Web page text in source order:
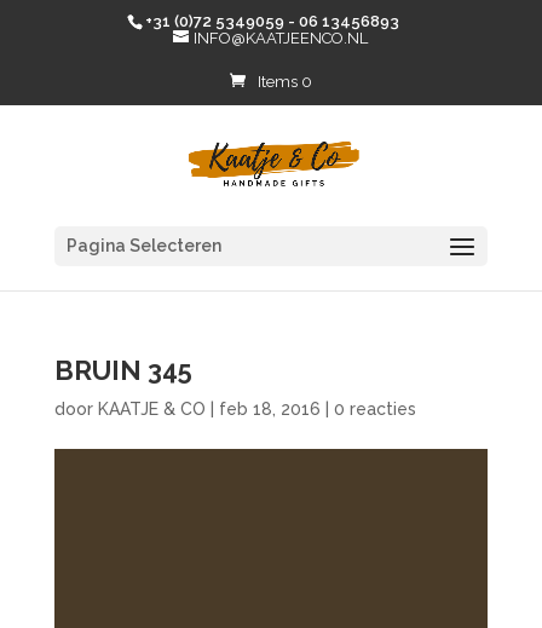
+31 (0)72 5349059 - 06 13456893
INFO@KAATJEENCO.NL
Items 0
Pagina Selecteren
BRUIN 345
door KAATJE & CO feb 18, 2016 0 reacties